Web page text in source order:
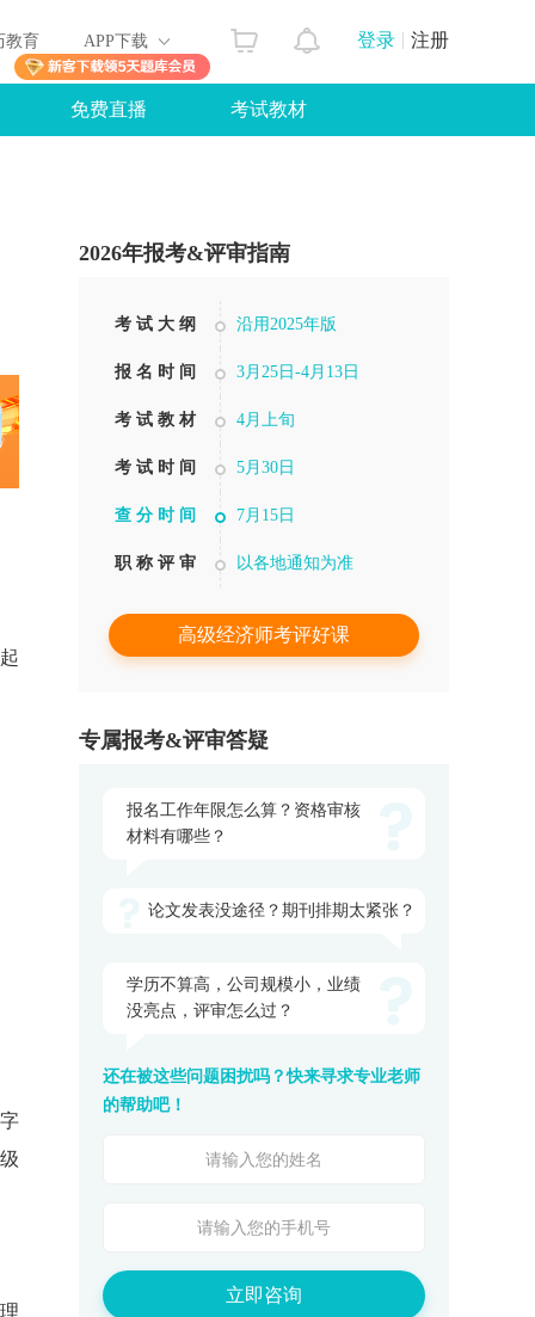
登录 注册
教育 APP下载
免费直播 考试教材
2026年报考&评审指南
考 试 大 纲 沿用2025年版
报 名 时 间 3月25日-4月13日
考 试 教 材 4月上旬
考 试 时 间 5月30日
查 分 时 间 7月15日
职 称 评 审 以各地通知为准
高级经济师考评好课
专属报考&评审答疑
报名工作年限怎么算？资格审核
材料有哪些？
论文发表没途径？期刊排期太紧张？
学历不算高，公司规模小，业绩
没亮点，评审怎么过？
还在被这些问题困扰吗？快来寻求专业老师
的帮助吧！
立即咨询